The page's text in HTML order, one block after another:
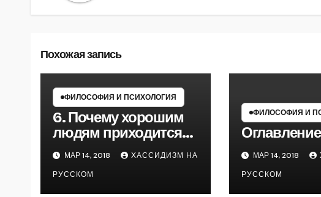
Похожая запись
ФИЛОСОФИЯ И ПСИХОЛОГИЯ
6. Почему хорошим
людям приходится
плохо
МАР 14, 2018
ХАССИДИЗМ НА
РУССКОМ
ФИЛОСОФИЯ И
Оглавление
МАР 14, 2018
РУССКОМ